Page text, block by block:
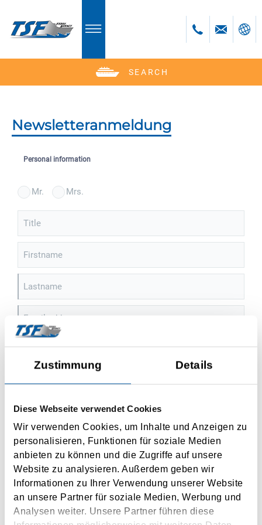
Zustimmung Details
Diese Webseite verwendet Cookies
Wir verwenden Cookies, um Inhalte und Anzeigen zu
personalisieren, Funktionen für soziale Medien
anbieten zu können und die Zugriffe auf unsere
Website zu analysieren. Außerdem geben wir
Informationen zu Ihrer Verwendung unserer Website
an unsere Partner für soziale Medien, Werbung und
Analysen weiter. Unsere Partner führen diese
SEARCH
Newsletteranmeldung
Personal information
Mr. Mrs.
Title
Firstname
Lastname
Email address
free of charge at any time.
SUBMIT
Zur Newsletterabmeldung